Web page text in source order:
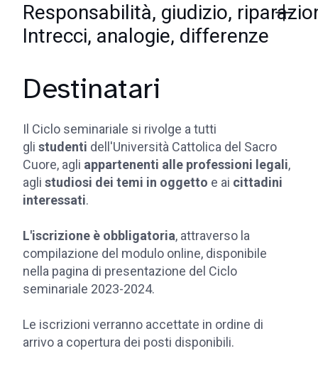
Responsabilità, giudizio,
Intrecci, analogie, differenze
Destinatari
Il Ciclo seminariale si rivolge a tutti
gli studenti dell'Università Cattolica del Sacro
Cuore, agli appartenenti alle professioni legali,
agli studiosi dei temi in oggetto e ai cittadini
interessati.
L'iscrizione è obbligatoria, attraverso la
compilazione del modulo online, disponibile
nella pagina di presentazione del Ciclo
seminariale 2023-2024.
Le iscrizioni verranno accettate in ordine di
arrivo a copertura dei posti disponibili.